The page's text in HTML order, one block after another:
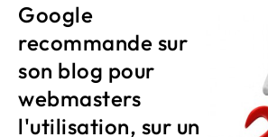
Google
recommande sur
son blog pour
webmasters
l'utilisation, sur un